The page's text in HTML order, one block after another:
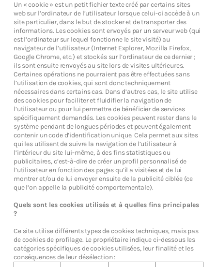
Un « cookie » est un petit fichier texte créé par certains sites
web sur l’ordinateur de l’utilisateur lorsque celui-ci accède à un
site particulier, dans le but de stocker et de transporter des
informations. Les cookies sont envoyés par un serveur web (qui
est l’ordinateur sur lequel fonctionne le site visité) au
navigateur de l’utilisateur (Internet Explorer, Mozilla Firefox,
Google Chrome, etc.) et stockés sur l’ordinateur de ce dernier ;
ils sont ensuite renvoyés au site lors de visites ultérieures.
Certaines opérations ne pourraient pas être effectuées sans
l’utilisation de cookies, qui sont donc techniquement
nécessaires dans certains cas. Dans d’autres cas, le site utilise
des cookies pour faciliter et fluidifier la navigation de
l’utilisateur ou pour lui permettre de bénéficier de services
spécifiquement demandés. Les cookies peuvent rester dans le
système pendant de longues périodes et peuvent également
contenir un code d’identification unique. Cela permet aux sites
qui les utilisent de suivre la navigation de l’utilisateur à
l’intérieur du site lui-même, à des fins statistiques ou
publicitaires, c’est-à-dire de créer un profil personnalisé de
l’utilisateur en fonction des pages qu’il a visitées et de lui
montrer et/ou de lui envoyer ensuite de la publicité ciblée (ce
que l’on appelle la publicité comportementale).
Quels sont les cookies utilisés et à quelles fins principales
?
Ce site utilise différents types de cookies techniques, mais pas
de cookies de profilage. Le propriétaire indique ci-dessous les
catégories spécifiques de cookies utilisées, leur finalité et les
conséquences de leur désélection :